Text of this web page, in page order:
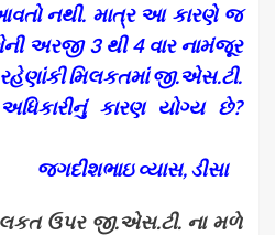
નથી. માત્ર આ કારણે જ
અરજી 3 થી 4 વાર નામંજૂર
મિલકતમાં જી.એસ.ટી.
કારણ યોગ્ય છે?
વ્યાસ,ડીસા
ઉપર જી.એસ.ટી. ના મળે